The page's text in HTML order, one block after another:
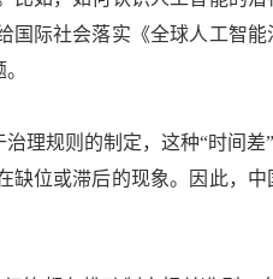
际社会落实《全球人工智
规则的制定，这种“时间差”
位或滞后的现象。因此，